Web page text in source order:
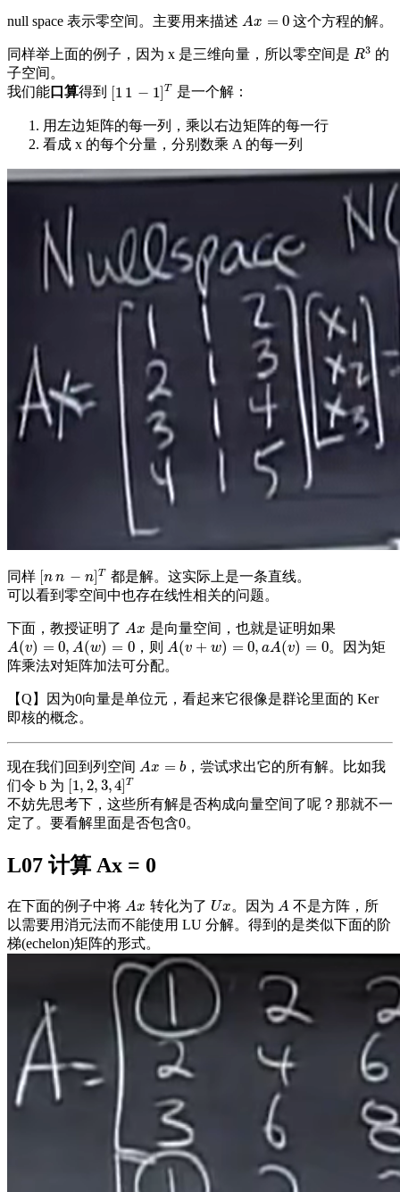
null space 表示零空间。主要用来描述 Ax = 0
Ax= 0 这个方程的解。
同样举上面的例子，因为 x 是三维向量，所以零空间是 R3
R3 的
子空间。
我们能口算得到 [1 1 − 1]T
11− 1] T 是一个解：
用左边矩阵的每一列，乘以右边矩阵的每一行
看成 x 的每个分量，分别数乘 A 的每一列
同样 [nn − n]T
nn− n]T
都是解。这实际上是一条直线。
可以看到零空间中也存在线性相关的问题。
下面，教授证明了 Ax
Ax 是向量空间，也就是证明如果
A(v) = 0, A(w) = 0
A(v)= 0,A(w)=0 ，则 A(v + w) = 0, aA(v) = 0
A(v+w )=0 aA(v )=0
。因为矩
阵乘法对矩阵加法可分配。
【Q】因为0向量是单位元，看起来它很像是群论里面的 Ker
即核的概念。
现在我们回到列空间 Ax = b
Ax= b
，尝试求出它的所有解。比如我
们令 b 为
1, 2, 3,4 ]T
1, 2,3 ,4]T
不妨先思考下，这些所有解是否构成向量空间了呢？那就不一
定了。要看解里面是否包含0。
L07 计算 Ax = 0
在下面的例子中将 Ax
Ax 转化为了 Ux
Ux 。因为 A
A 不是方阵，所
以需要用消元法而不能使用 LU 分解。得到的是类似下面的阶
梯(echelon)矩阵的形式。